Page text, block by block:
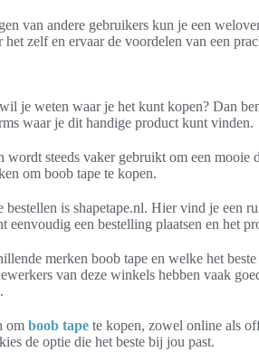
van andere gebruikers kun je een
zelf en ervaar de voordelen van een
je weten waar je het kunt kopen? Dan
waar je dit handige product kunt vinden.
steeds vaker gebruikt om een mooie
om boob tape te kopen.
is shapetape.nl. Hier vind je een
eenvoudig een bestelling plaatsen en het
merken boob tape en welke het
van deze winkels hebben vaak
om boob tape te kopen, zowel online als
de optie die het beste bij jou past.